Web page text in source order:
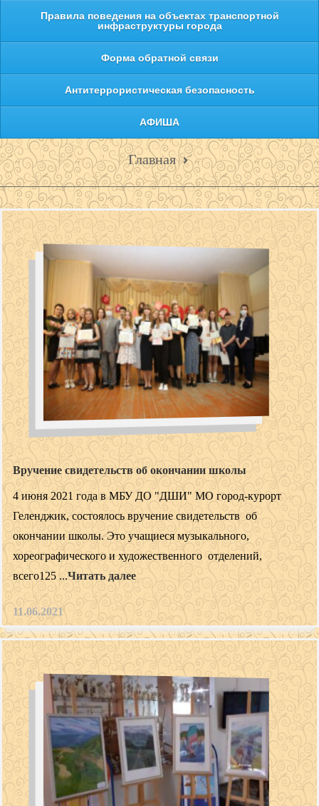
Правила поведения на объектах транспортной
инфраструктуры города
Форма обратной связи
Антитеррористическая безопасность
АФИША
Главная
Вручение свидетельств об окончании школы
4 июня 2021 года в МБУ ДО "ДШИ" МО город-курорт
Геленджик, состоялось вручение свидетельств об
окончании школы. Это учащиеся музыкального,
хореографического и художественного отделений,
всего125 ...Читать далее
11.06.2021